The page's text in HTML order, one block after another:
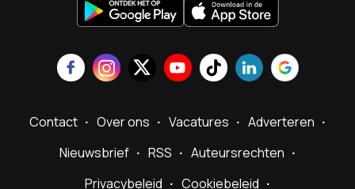
Contact Over ons Vacatures
Adverteren
Nieuwsbrief
RSS
Auteursrechten
Privacybeleid
Cookiebeleid